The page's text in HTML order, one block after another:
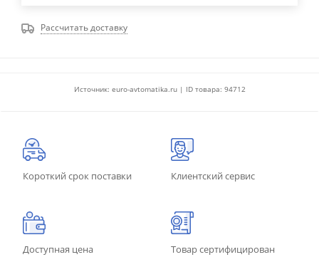
Рассчитать доставку
Источник: euro-avtomatika.ru | ID товара: 94712
Короткий срок поставки Клиентский сервис
Доступная цена Товар сертифицирован